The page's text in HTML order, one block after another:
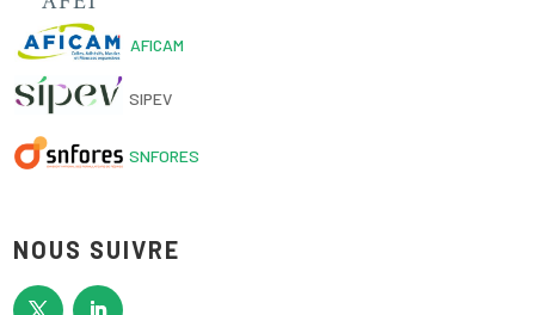
AFICAM
SIPEV
SNFORES
NOUS SUIVRE